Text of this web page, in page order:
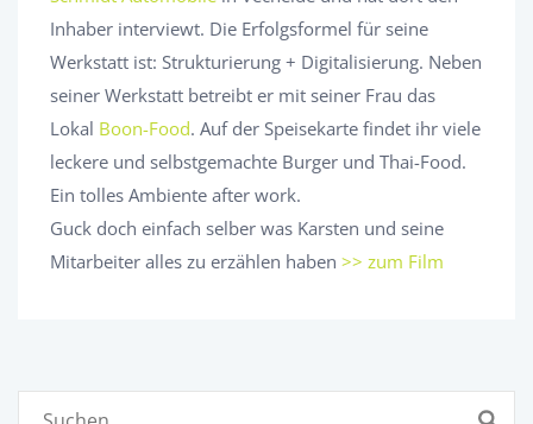
Inhaber interviewt. Die Erfolgsformel für seine
Werkstatt ist: Strukturierung + Digitalisierung. Neben
seiner Werkstatt betreibt er mit seiner Frau das
Lokal Boon-Food. Auf der Speisekarte findet ihr viele
leckere und selbstgemachte Burger und Thai-Food.
Ein tolles Ambiente after work.
Guck doch einfach selber was Karsten und seine
Mitarbeiter alles zu erzählen haben >> zum Film
Suchen